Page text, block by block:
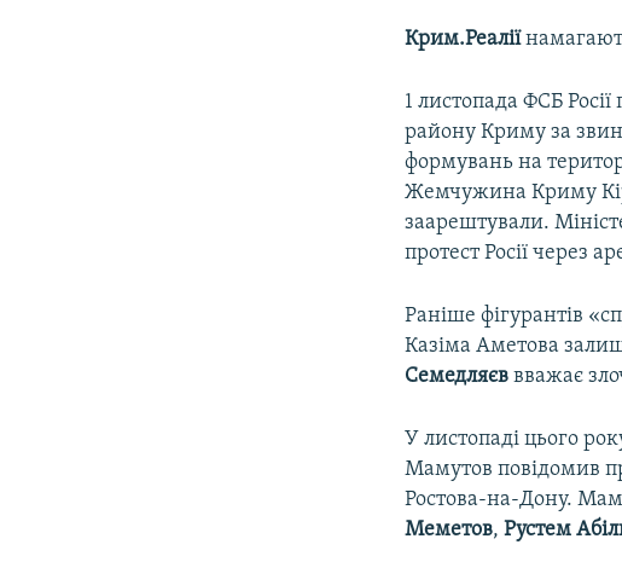
Крим.Реалії
1 листопада ФСБ
району Криму за
формувань на
Жемчужина Криму
заарештували.
протест Росії через
Раніше фігурантів
Казіма Аметова
Семедляєв вважає
У листопаді цього
Мамутов повідомив
Ростова-на-Дону.
Меметов,Рустем